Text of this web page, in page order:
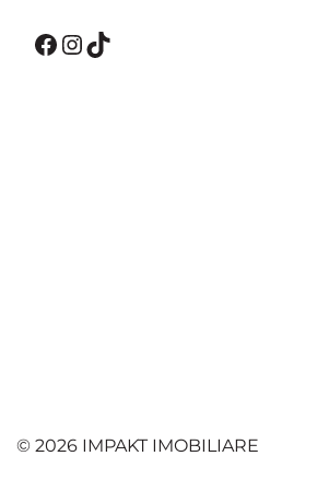
Facebook
Instagram
TikTok
© 2026 IMPAKT IMOBILIARE